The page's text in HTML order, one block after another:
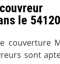
le 54120
couverture
sont